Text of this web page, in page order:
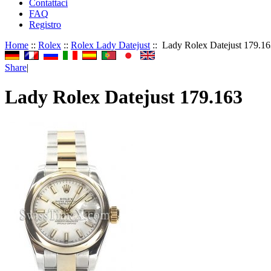
Contattaci
FAQ
Registro
Home :: Rolex :: Rolex Lady Datejust :: Lady Rolex Datejust
Share|
Lady Rolex Datejust 179.163